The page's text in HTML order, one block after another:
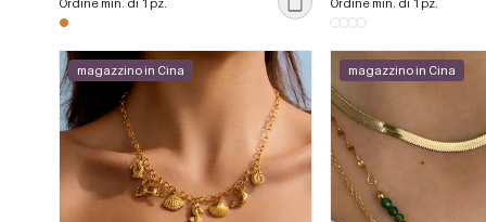
Ordine min. di 1 pz. Ordine min. di 1 pz.
magazzino in Cina magazzino in Cina